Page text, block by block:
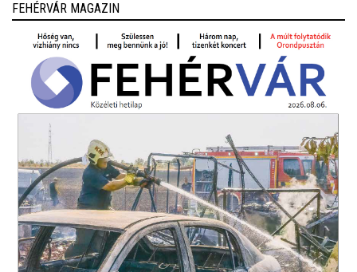
FEHÉRVÁR MAGAZIN